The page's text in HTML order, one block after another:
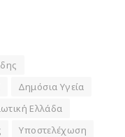
Δημόσια Υγεία
Ελλάδα
Υποστελέχωση